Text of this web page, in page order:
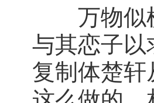
万物似棋
与其恋子以
复制体楚